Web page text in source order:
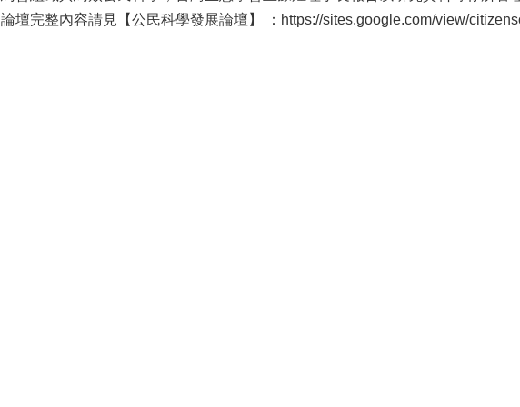
論壇完整內容請見【公民科學發展論壇】 ： https://sites.google.com/view/